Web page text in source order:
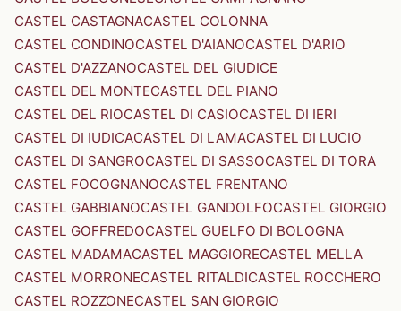
CASTEL CASTAGNACASTEL COLONNA
CASTEL CONDINOCASTEL D'AIANOCASTEL D'ARIO
CASTEL D'AZZANOCASTEL DEL GIUDICE
CASTEL DEL MONTECASTEL DEL PIANO
CASTEL DEL RIOCASTEL DI CASIOCASTEL DI IERI
CASTEL DI IUDICACASTEL DI LAMACASTEL DI LUCIO
CASTEL DI SANGROCASTEL DI SASSOCASTEL DI TORA
CASTEL FOCOGNANOCASTEL FRENTANO
CASTEL GABBIANOCASTEL GANDOLFOCASTEL GIORGIO
CASTEL GOFFREDOCASTEL GUELFO DI BOLOGNA
CASTEL MADAMACASTEL MAGGIORECASTEL MELLA
CASTEL MORRONECASTEL RITALDICASTEL ROCCHERO
CASTEL ROZZONECASTEL SAN GIORGIO